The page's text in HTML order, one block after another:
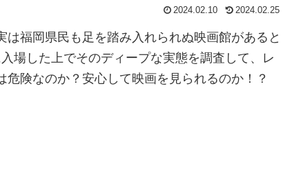
2024.02.10 2024.02.25
福岡県民も足を踏み入れられぬ映画館があると
場した上でそのディープな実態を調査して、レ
険なのか？安心して映画を見られるのか！？